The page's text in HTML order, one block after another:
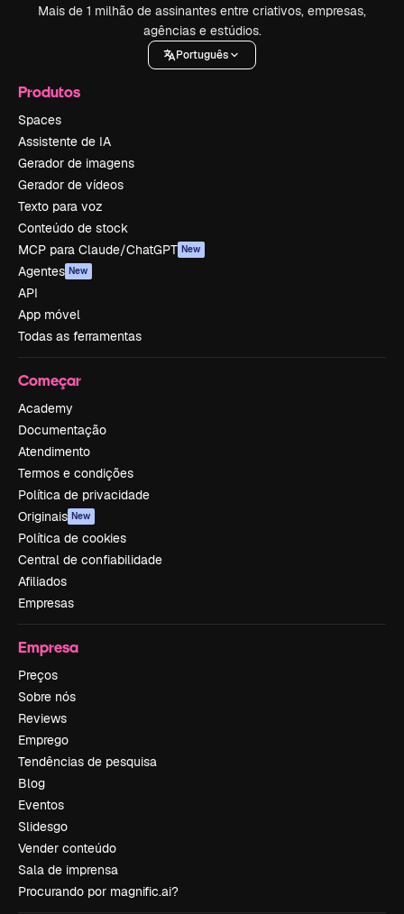
Mais de 1 milhão de assinantes entre criativos, empresas,
agências e estúdios.
Português
Produtos
Spaces
Assistente de IA
Gerador de imagens
Gerador de vídeos
Texto para voz
Conteúdo de stock
MCP para Claude/ChatGPT New
Agentes New
API
App móvel
Todas as ferramentas
Começar
Academy
Documentação
Atendimento
Termos e condições
Política de privacidade
Originais New
Política de cookies
Central de confiabilidade
Afiliados
Empresas
Empresa
Preços
Sobre nós
Reviews
Emprego
Tendências de pesquisa
Blog
Eventos
Slidesgo
Vender conteúdo
Sala de imprensa
Procurando por magnific.ai?